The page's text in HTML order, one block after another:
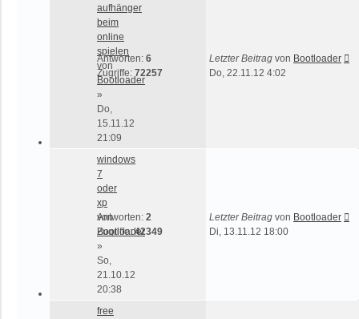
aufhänger
beim
online
spielen
von
Bootloader
»
Do,
15.11.12
21:09
Antworten: 6
Zugriffe: 72257
Letzter Beitrag von Bootloader
Do, 22.11.12 4:02
windows
7
oder
xp
von
Bootloader
»
So,
21.10.12
20:38
Antworten: 2
Zugriffe:42349
Letzter Beitrag von Bootloader
Di, 13.11.12 18:00
free